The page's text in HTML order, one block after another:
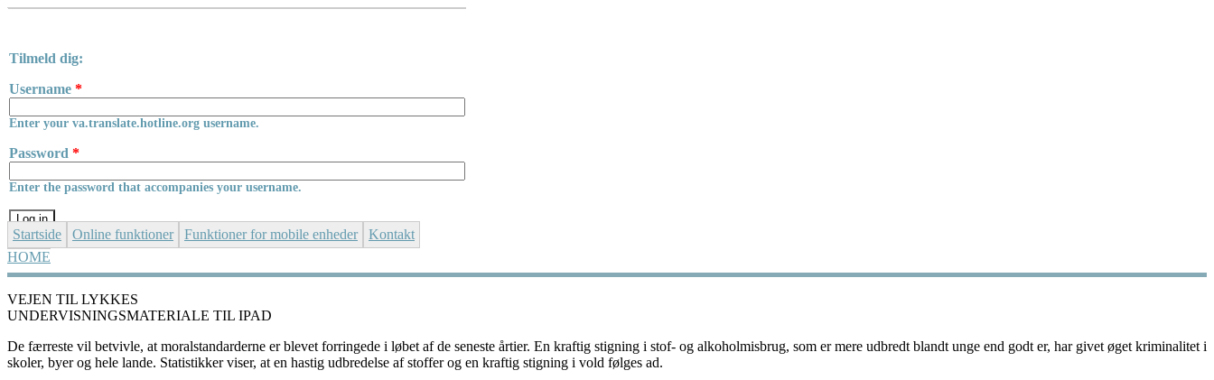
Tilmeld dig:
Username *
Enter your va.translate.hotline.org username.
Password *
Enter the password that accompanies your username.
Startside Online funktioner Funktioner for mobile enheder Kontakt
YOU ARE HERE
HOME
VEJEN TIL LYKKES
UNDERVISNINGSMATERIALE TIL IPAD
De færreste vil betvivle, at moralstandarderne er blevet forringede i løbet af de seneste årtier. En kraftig stigning i stof- og alkoholmisbrug, som er mere udbredt blandt unge end godt er, har givet øget kriminalitet i
skoler, byer og hele lande. Statistikker viser, at en hastig udbredelse af stoffer og en kraftig stigning i vold følges ad.